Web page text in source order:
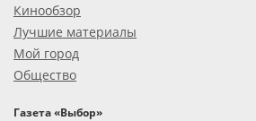
Кинообзор
Лучшие материалы
Мой город
Общество
Газета «Выбор»